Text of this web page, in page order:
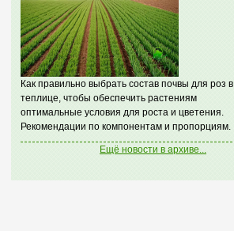
Как правильно выбрать состав почвы для роз в
теплице, чтобы обеспечить растениям
оптимальные условия для роста и цветения.
Рекомендации по компонентам и пропорциям.
Ещё новости в архиве...